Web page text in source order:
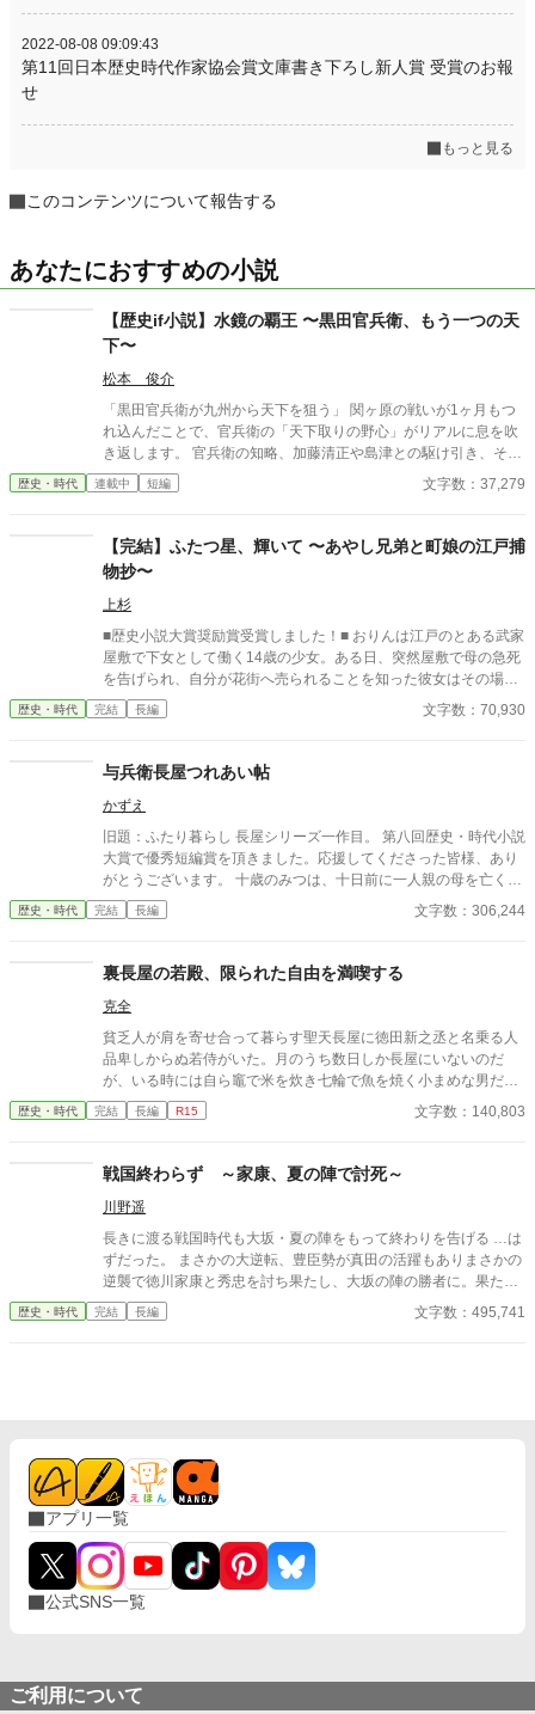
2022-08-08 09:09:43
第11回日本歴史時代作家協会賞文庫書き下ろし新人賞 受賞のお報
せ
もっと見る
このコンテンツについて報告する
あなたにおすすめの小説
【歴史if小説】水鏡の覇王 〜黒田官兵衛、もう一つの天
下〜
松本 俊介
「黒田官兵衛が九州から天下を狙う」 関ヶ原の戦いが1ヶ月もつ
れ込んだことで、官兵衛の「天下取りの野心」がリアルに息を吹
き返します。 官兵衛の知略、加藤清正や島津との駆け引き、そし
て豊臣秀頼を擁した「九州王国」の建国から徳川家康との決戦な
どを歴史if小説としました。続きも掲載予定です。
歴史・時代 連載中 短編 文字数：37,279
【完結】ふたつ星、輝いて 〜あやし兄弟と町娘の江戸捕
物抄〜
上杉
■歴史小説大賞奨励賞受賞しました！■ おりんは江戸のとある武家
屋敷で下女として働く14歳の少女。ある日、突然屋敷で母の急死
を告げられ、自分が花街へ売られることを知った彼女はその場か
ら逃げだした。 母は殺されたのかもしれない――そんな絶望のど
ん底にいたおりんに声をかけたのは、奉行所で同心として働く有
で住み込みで働くことが決まる。そこで彼の兄――有島清之進と
ともに生活を始めるのだが、病弱という噂とはかけ離れた腕っぷ
しのよさに、おりんは驚きを隠せない。 そうしてともに生活しな
がら少しづつ心を開いていった――その矢先のことだった。 母の
命を奪った犯人が発覚すると同時に、何故か兄清之進に凶刃が迫
り――。 とある秘密を抱えた兄弟と町娘おりんの紡ぐ江戸捕物抄
件などは、史実を踏んでいます。 皆さまご評価頂きありがとうご
歴史・時代 完結 長編 文字数：70,930
与兵衛長屋つれあい帖
かずえ
旧題：ふたり暮らし 長屋シリーズ一作目。 第八回歴史・時代小説
大賞で優秀短編賞を頂きました。応援してくださった皆様、あり
がとうございます。 十歳のみつは、十日前に一人親の母を亡くし
たばかり。幸い、母の蓄えがあり、自分の裁縫の腕の良さもあっ
て、何とか今まで通り長屋で暮らしていけそうだ。 頼まれた繕い
一人で寂しかったみつは、拾った男の子と二人で暮らし始めた。
歴史・時代 完結 長編 文字数：306,244
裏長屋の若殿、限られた自由を満喫する
克全
貧乏人が肩を寄せ合って暮らす聖天長屋に徳田新之丞と名乗る人
品卑しからぬ若侍がいた。月のうち数日しか長屋にいないのだ
が、いる時には自ら竈で米を炊き七輪で魚を焼く小まめな男だっ
た。
歴史・時代 完結 長編 R15 文字数：140,803
戦国終わらず ～家康、夏の陣で討死～
川野遥
長きに渡る戦国時代も大坂・夏の陣をもって終わりを告げる …は
ずだった。 まさかの大逆転、豊臣勢が真田の活躍もありまさかの
逆襲で徳川家康と秀忠を討ち果たし、大坂の陣の勝者に。果たし
て彼らは新たな秩序を作ることができるのか？ 敗北した徳川勢も
何とか巻き返しを図ろうとするが、徳川に臣従したはずの大名達
歴史・時代 完結 長編 文字数：495,741
アプリ一覧
公式SNS一覧
ご利用について